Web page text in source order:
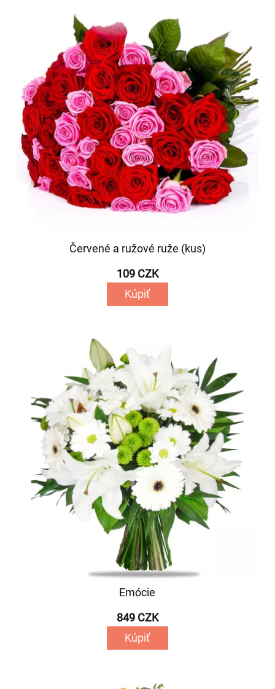
Červené a ružové ruže (kus)
109 CZK
Kúpiť
Emócie
849 CZK
Kúpiť